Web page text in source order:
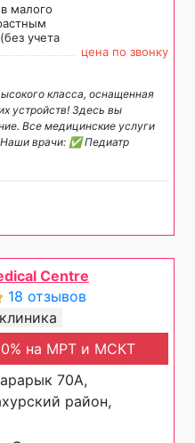
малого
учета
цена по звонку
класса, оснащенная
устройств! Здесь вы
Все медицинские услуги
врачи: ✅ Педиатр
Centre
18 отзывов
на МРТ и МСКТ
70А,
район,